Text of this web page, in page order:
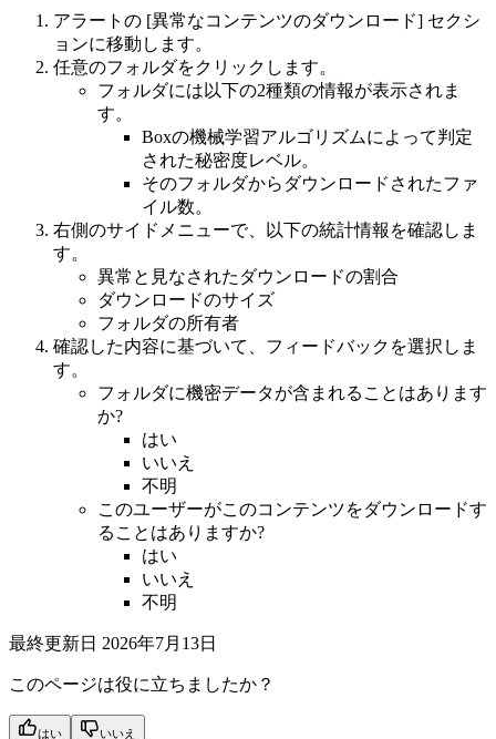
アラートの [異常なコンテンツのダウンロード] セクシ
ョンに移動します。
任意のフォルダをクリックします。
フォルダには以下の2種類の情報が表示されま
す。
Boxの機械学習アルゴリズムによって判定
された秘密度レベル。
そのフォルダからダウンロードされたファ
イル数。
右側のサイドメニューで、以下の統計情報を確認しま
す。
異常と見なされたダウンロードの割合
ダウンロードのサイズ
フォルダの所有者
確認した内容に基づいて、フィードバックを選択しま
す。
フォルダに機密データが含まれることはあります
か?
はい
いいえ
不明
このユーザーがこのコンテンツをダウンロードす
ることはありますか?
はい
いいえ
不明
最終更新日 2026年7月13日
このページは役に立ちましたか？
はい いいえ